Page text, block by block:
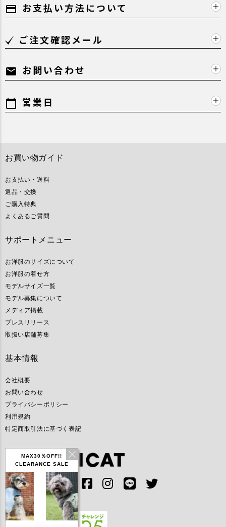
MAX30％OFF!!
CLEARANCE SALE
payment お支払い方法について
ご注文確認メール
mail お問い合わせ
calendar_today 営業日
お買い物ガイド
お支払い・送料
返品・交換
ご購入特典
よくあるご質問
サポートメニュー
お洋服のサイズについて
お洋服の着せ方
モデルサイズ一覧
モデル募集について
メディア掲載
プレスリリース
取扱い店舗募集
基本情報
会社概要
お問い合わせ
プライバシーポリシー
利用規約
特定商取引法に基づく表記